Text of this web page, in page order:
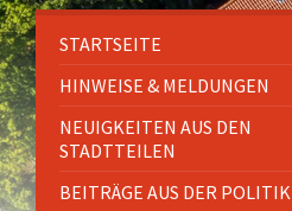
STARTSEITE
HINWEISE & MELDUNGEN
NEUIGKEITEN AUS DEN
STADTTEILEN
BEITRÄGE AUS DER POLITIK